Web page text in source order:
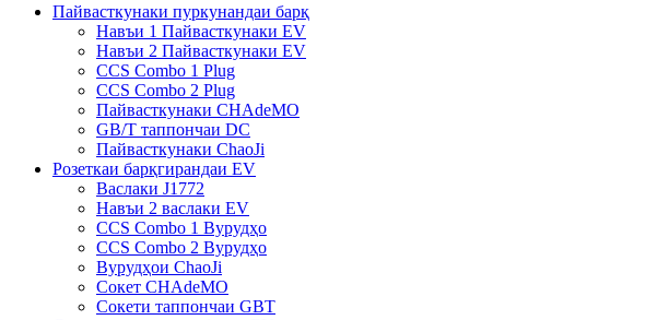
Пайвасткунаки пуркунандаи барқ
Навъи 1 Пайвасткунаки EV
Навъи 2 Пайвасткунаки EV
CCS Combo 1 Plug
CCS Combo 2 Plug
Пайвасткунаки CHAdeMO
GB/T таппончаи DC
Пайвасткунаки ChaoJi
Розеткаи барқгирандаи EV
Васлаки J1772
Навъи 2 васлаки EV
CCS Combo 1 Вурудҳо
CCS Combo 2 Вурудҳо
Вурудҳои ChaoJi
Сокет CHAdeMO
Сокети таппончаи GBT